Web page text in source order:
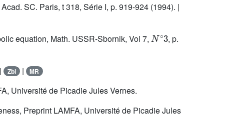
SC. Paris, t 318, Série I, p. 919-924 (1994). |
equation, Math. USSR-Sbornik, Vol 7,
, p.
Zbl | MR
Université de Picadie Jules Vernes.
Preprint LAMFA, Université de Picadie Jules